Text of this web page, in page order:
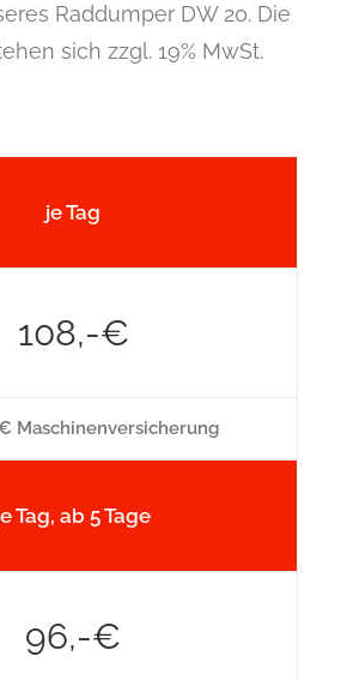
Raddumper DW 20. Die
sich zzgl. 19% MwSt.
je Tag
108,-€
Maschinenversicherung
Tag, ab 5 Tage
96,-€